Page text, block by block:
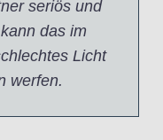
seriös und
das im
Licht
werfen.